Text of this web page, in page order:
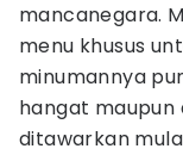
mancanegara.
menu khusus
minumannya
hangat maupun
ditawarkan